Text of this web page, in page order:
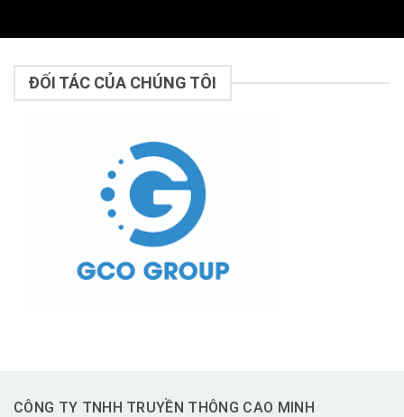
ĐỐI TÁC CỦA CHÚNG TÔI
CÔNG TY TNHH TRUYỀN THÔNG CAO MINH